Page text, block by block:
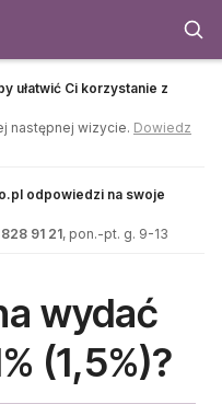
ułatwić Ci korzystanie z
następnej wizycie. Dowiedz
odpowiedzi na swoje
91 21, pon.-pt. g. 9-13
wydać
(1,5%)?